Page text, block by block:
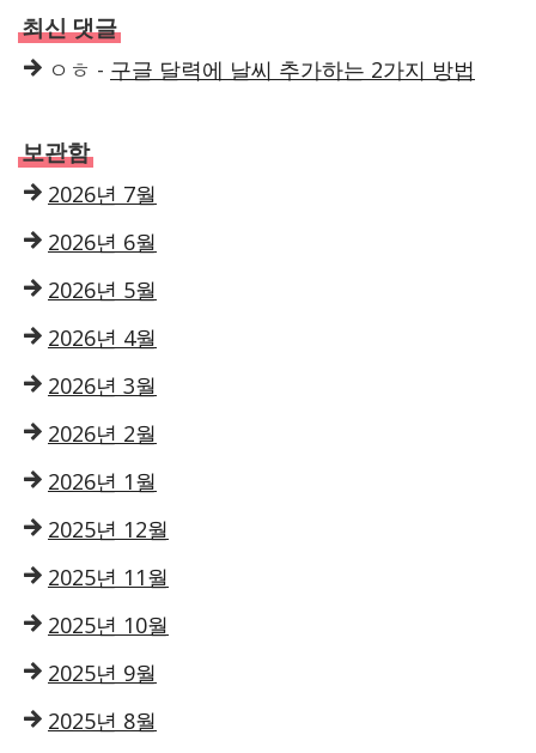
최신 댓글
ㅇㅎ - 구글 달력에 날씨 추가하는 2가지 방법
보관함
2026년 7월
2026년 6월
2026년 5월
2026년 4월
2026년 3월
2026년 2월
2026년 1월
2025년 12월
2025년 11월
2025년 10월
2025년 9월
2025년 8월